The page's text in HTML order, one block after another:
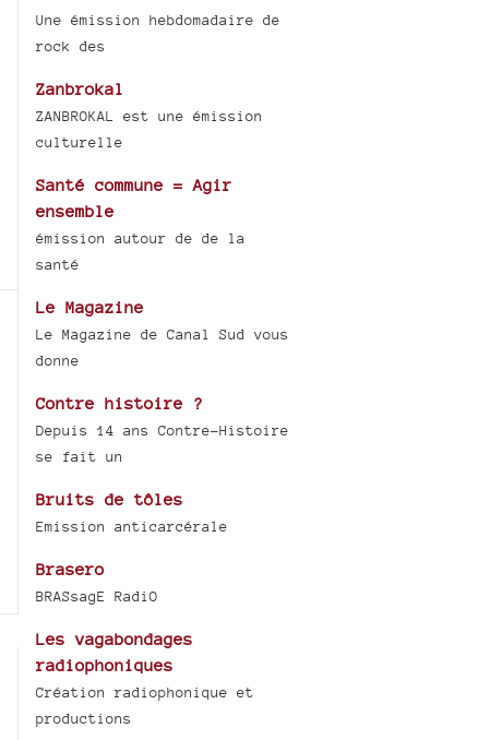
Une émission hebdomadaire de
rock des
Zanbrokal
ZANBROKAL est une émission
culturelle
Santé commune = Agir
ensemble
émission autour de de la
santé
Le Magazine
Le Magazine de Canal Sud vous
donne
Contre histoire ?
Depuis 14 ans Contre-Histoire
se fait un
Bruits de tôles
Emission anticarcérale
Brasero
BRASsagE RadiO
Les vagabondages
radiophoniques
Création radiophonique et
productions